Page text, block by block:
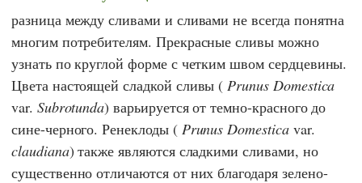
разница между сливами и сливами не всегда понятна
многим потребителям. Прекрасные сливы можно
узнать по круглой форме с четким швом сердцевины.
Цвета настоящей сладкой сливы (Prunus Domestica
var. Subrotunda) варьируется от темно-красного до
сине-черного. Ренеклоды ( Prunus Domesticavar.
claudiana) также являются сладкими сливами, но
существенно отличаются от них благодаря зелено-